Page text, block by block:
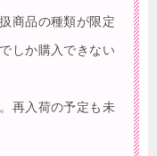
商品の種類が限定
しか購入できない
再入荷の予定も未